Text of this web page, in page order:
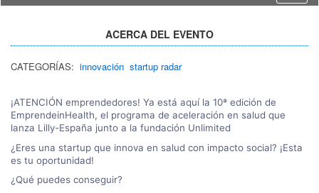
ACERCA DEL EVENTO
CATEGORÍAS: innovación startup radar
¡ATENCIÓN emprendedores! Ya está aquí la 10ª edición de
EmprendeinHealth, el programa de aceleración en salud que
lanza Lilly-España junto a la fundación Unlimited
¿Eres una startup que innova en salud con impacto social? ¡Esta
es tu oportunidad!
¿Qué puedes conseguir?